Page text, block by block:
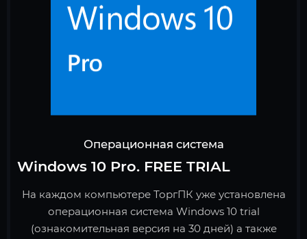
Операционная система
Windows 10 Pro. FREE TRIAL
На каждом компьютере ТоргПК уже установлена
операционная система Windows 10 trial
(ознакомительная версия на 30 дней) а также